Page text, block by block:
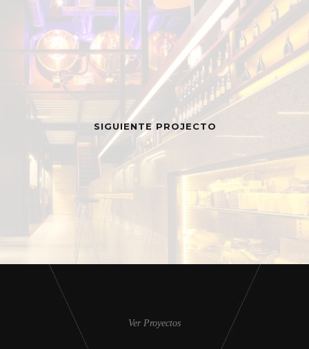
SIGUIENTE PROJECTO
Ver Proyectos